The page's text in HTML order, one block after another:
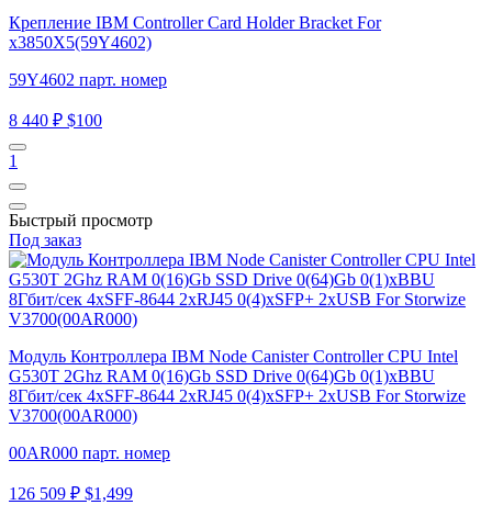
Крепление IBM Controller Card Holder Bracket For
x3850X5(59Y4602)
59Y4602 парт. номер
8 440 ₽ $100
1
Быстрый просмотр
Под заказ
Модуль Контроллера IBM Node Canister Controller CPU Intel
G530T 2Ghz RAM 0(16)Gb SSD Drive 0(64)Gb 0(1)xBBU
8Гбит/сек 4xSFF-8644 2xRJ45 0(4)xSFP+ 2xUSB For Storwize
V3700(00AR000)
00AR000 парт. номер
126 509 ₽ $1,499